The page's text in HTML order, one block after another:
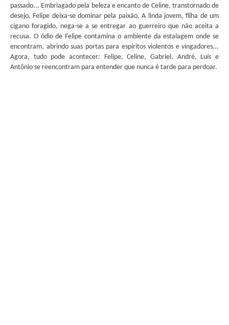
passado... Embriagado pela beleza e encanto de Celine, transtornado de
desejo, Felipe deixa-se dominar pela paixão. A linda jovem, filha de um
cigano foragido, nega-se a se entregar ao guerreiro que não aceita a
recusa. O ódio de Felipe contamina o ambiente da estalagem onde se
encontram, abrindo suas portas para espíritos violentos e vingadores...
Agora, tudo pode acontecer: Felipe, Celine, Gabriel, André, Luís e
Antônio se reencontram para entender que nunca é tarde para perdoar.